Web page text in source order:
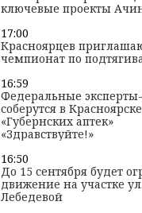
ключевые проекты
17:00
Красноярцев
чемпионат по
16:59
Федеральные
соберутся в
«Губернских аптек»
«Здравствуйте!»
16:50
До 15 сентября будет
движение на участке
Лебедевой